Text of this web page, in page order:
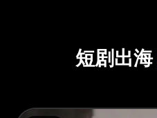
短剧出海